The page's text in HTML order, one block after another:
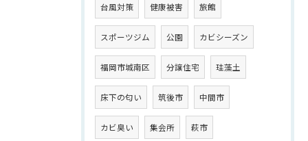
台風対策 健康被害 旅館
スポーツジム 公園 カビシーズン
福岡市城南区 分譲住宅 珪藻土
床下の匂い 筑後市 中間市
カビ臭い 集会所 萩市